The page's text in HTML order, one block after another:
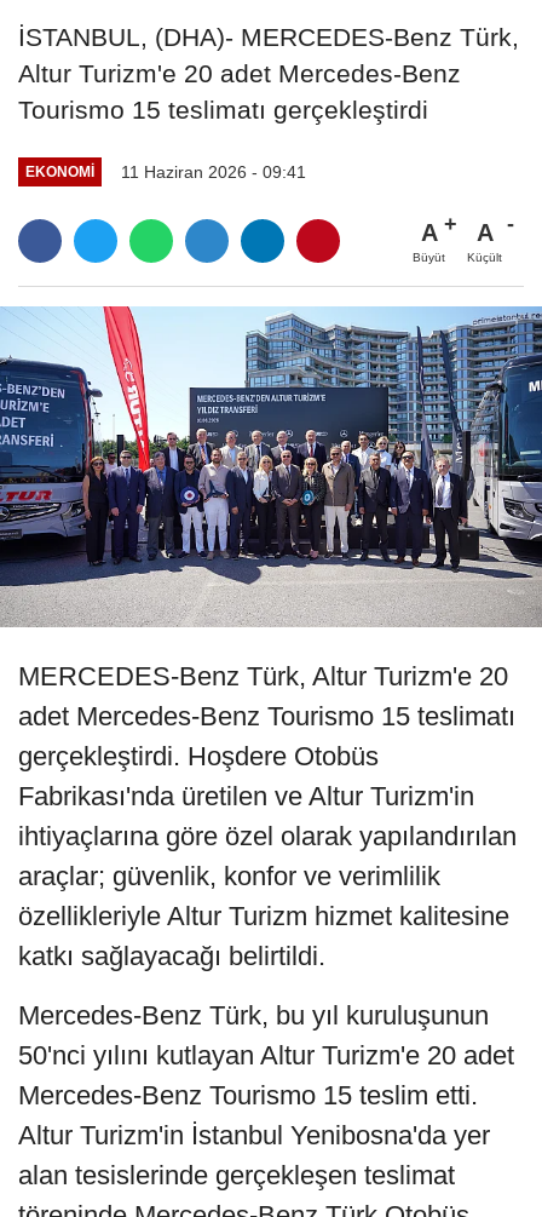
İSTANBUL, (DHA)- MERCEDES-Benz Türk,
Altur Turizm'e 20 adet Mercedes-Benz
Tourismo 15 teslimatı gerçekleştirdi
EKONOMI 11 Haziran 2026 - 09:41
A
Büyüt
A
Küçült
MERCEDES-Benz Türk, Altur Turizm'e 20
adet Mercedes-Benz Tourismo 15 teslimatı
gerçekleştirdi. Hoşdere Otobüs
Fabrikası'nda üretilen ve Altur Turizm'in
ihtiyaçlarına göre özel olarak yapılandırılan
araçlar; güvenlik, konfor ve verimlilik
özellikleriyle Altur Turizm hizmet kalitesine
katkı sağlayacağı belirtildi.
Mercedes-Benz Türk, bu yıl kuruluşunun
50'nci yılını kutlayan Altur Turizm'e 20 adet
Mercedes-Benz Tourismo 15 teslim etti.
Altur Turizm'in İstanbul Yenibosna'da yer
alan tesislerinde gerçekleşen teslimat